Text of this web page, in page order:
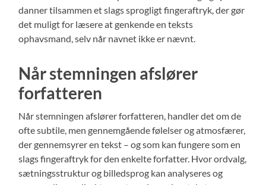
danner tilsammen et slags sprogligt fingeraftryk, der gør
det muligt for læsere at genkende en teksts
ophavsmand, selv når navnet ikke er nævnt.
Når stemningen afslører
forfatteren
Når stemningen afslører forfatteren, handler det om de
ofte subtile, men gennemgående følelser og atmosfærer,
der gennemsyrer en tekst – og som kan fungere som en
slags fingeraftryk for den enkelte forfatter. Hvor ordvalg,
sætningsstruktur og billedsprog kan analyseres og